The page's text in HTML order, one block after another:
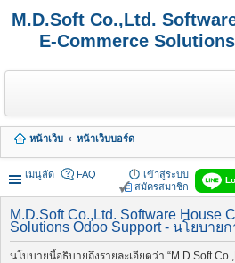
M.D.Soft Co.,Ltd.
E-Commerce
หน้าเว็บ
หน้าเว็บบอร์ด
เมนูลัด
FAQ
เข้าสู่ระบบ
สมัครสมาชิก
M.D.Soft Co.,Ltd. Software House
Solutions Odoo Support - นโยบา
นโบบายนี้อธิบายถึงรายละเอียดว่า “M.D.Soft